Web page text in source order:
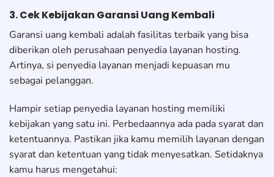
3. Cek Kebijakan Garansi Uang Kembali
Garansi uang kembali adalah fasilitas terbaik yang bisa
diberikan oleh perusahaan penyedia layanan hosting.
Artinya, si penyedia layanan menjadi kepuasan mu
sebagai pelanggan.
Hampir setiap penyedia layanan hosting memiliki
kebijakan yang satu ini. Perbedaannya ada pada syarat dan
ketentuannya. Pastikan jika kamu memilih layanan dengan
syarat dan ketentuan yang tidak menyesatkan. Setidaknya
kamu harus mengetahui: